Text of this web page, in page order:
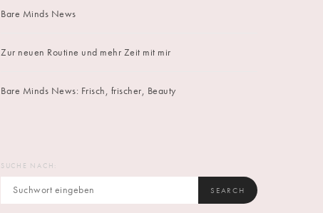
Bare Minds News
Zur neuen Routine und mehr Zeit mit mir
Bare Minds News: Frisch, frischer, Beauty
SUCHE NACH:
SEARCH